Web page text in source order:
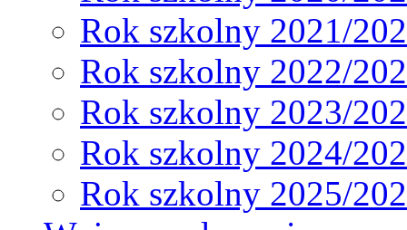
Rok szkolny 2021/
Rok szkolny 2022/
Rok szkolny 2023/
Rok szkolny 2024/
Rok szkolny 2025/